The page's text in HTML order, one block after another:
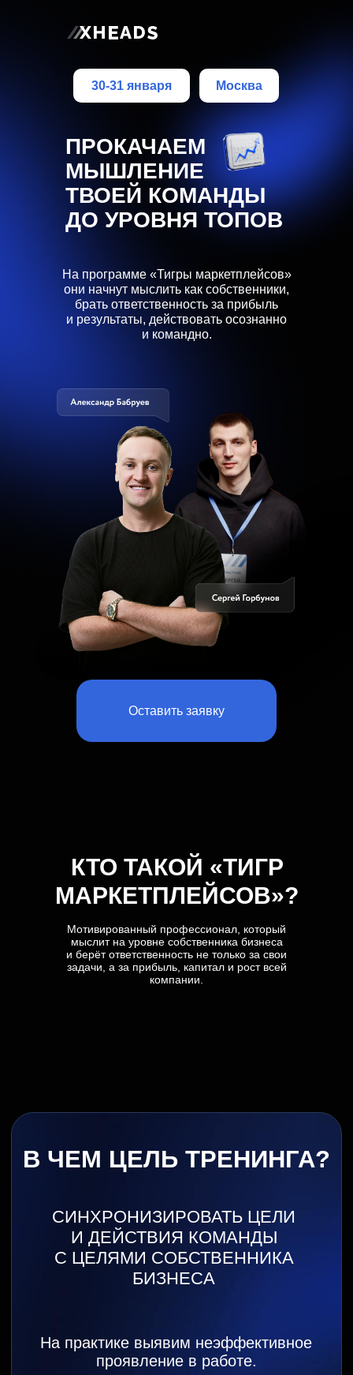
ПРОКАЧАЕМ
МЫШЛЕНИЕ
ТВОЕЙ КОМАНДЫ
ДО УРОВНЯ ТОПОВ
На программе «Тигры маркетплейсов»
они начнут мыслить как собственники,
брать ответственность за прибыль
и результаты, действовать осознанно
и командно.
30-31 января Москва
Оставить заявку
КТО ТАКОЙ «ТИГР
МАРКЕТПЛЕЙСОВ»?
Мотивированный профессионал, который
мыслит на уровне собственника бизнеса
и берёт ответственность не только за свои
задачи, а за прибыль, капитал и рост всей
компании.
СИНХРОНИЗИРОВАТЬ ЦЕЛИ
И ДЕЙСТВИЯ КОМАНДЫ
С ЦЕЛЯМИ СОБСТВЕННИКА
На практике выявим неэффективное
проявление в работе.